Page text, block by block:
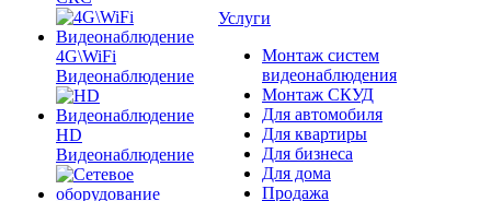
4G\WiFi
Видеонаблюдение
HD
Видеонаблюдение
Услуги
Монтаж систем
видеонаблюдения
Монтаж СКУД
Для автомобиля
Для квартиры
Для бизнеса
Для дома
Продажа